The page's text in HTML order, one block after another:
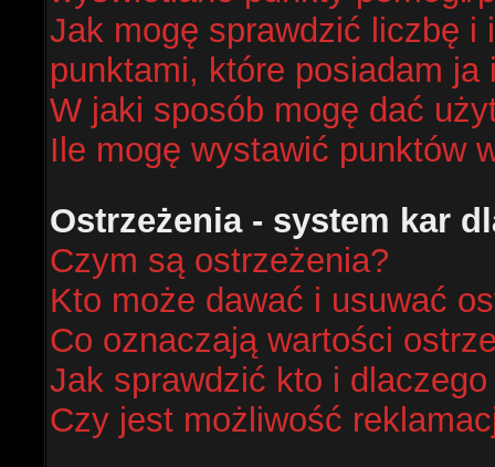
Jak mogę sprawdzić liczbę i
punktami, które posiadam
W jaki sposób mogę dać
Ile mogę wystawić punktów
Ostrzeżenia - system kar
Czym są ostrzeżenia?
Kto może dawać i usuwać
Co oznaczają wartości
Jak sprawdzić kto i dlaczego
Czy jest możliwość